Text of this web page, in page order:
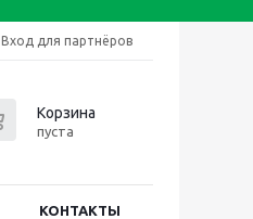
Вход для партнёров
Корзина
пуста
КОНТАКТЫ